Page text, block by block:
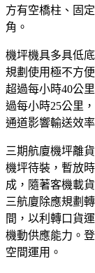
方有空橋柱、固
角。
機坪機具多具低
規劃使用極不方
超過每小時40公
過每小時25公里
通道影響輸送效
三期航廈機坪離
機坪待裝，暫放
成，隨著客機載
三航廈除應規劃
間，以利轉口貨
機動供應能力。
空間運用。